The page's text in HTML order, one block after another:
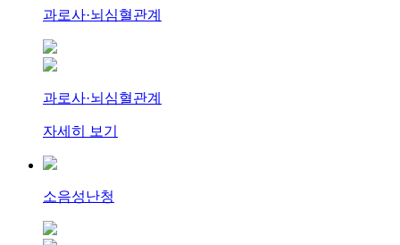
과로사·뇌심혈관계
과로사·뇌심혈관계
자세히 보기
소음성난청